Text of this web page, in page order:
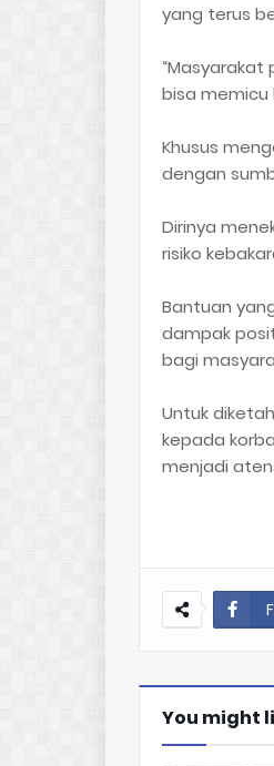
yang terus
bisa memicu
Khusus
dengan
Dirinya
risiko
Bantuan
dampak
bagi
Untuk
kepada
menjadi
You might